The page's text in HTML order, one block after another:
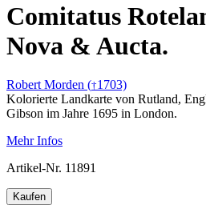
Comitatus
Nova & Aucta.
Robert Morden (†1703)
Kolorierte Landkarte von Rutland,
Gibson im Jahre 1695 in London.
Mehr Infos
Artikel-Nr. 11891
Kaufen